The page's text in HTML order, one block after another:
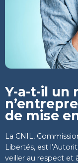
Y-a-t-il un
de mise
La CNIL,
Libertés, est
veiller au respect et